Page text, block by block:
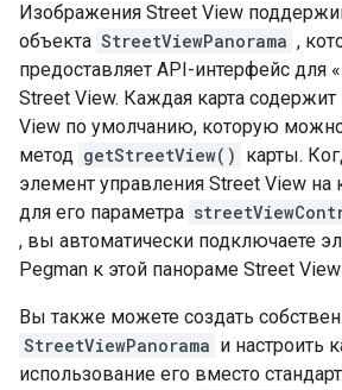
Изображения Street View
объекта StreetViewPanorama ,
предоставляет API-интерфейс для
Street View. Каждая карта
View по умолчанию, которую
метод getStreetView() карты.
элемент управления Street View на
для его параметра
, вы автоматически подключаете
Pegman к этой панораме Street
Вы также можете создать
StreetViewPanorama и настроить
использование его вместо